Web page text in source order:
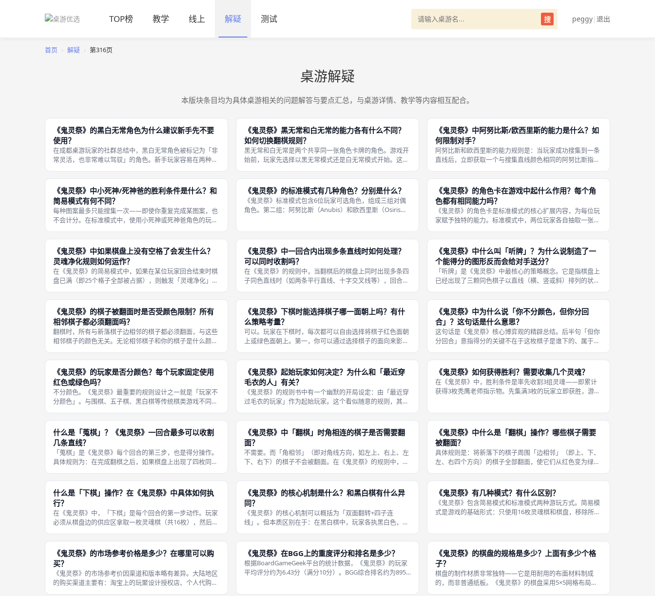
TOP榜 教学 线上 解疑 测试 搜 peggy| 退出
首页 › 解疑 › 第316页
桌游解疑
本版块条目均为具体桌游相关的问题解答与要点汇总，与桌游详情、教学等内容相互配合。
《鬼灵祭》的黑白无常角色为什么建议新手先不要
使用？
在成都桌游玩家的社群总结中，黑白无常角色被标记为「非
常灵活，也非常难以驾驭」的角色。新手玩家容易在两种模
则，导致翻棋时遗漏该翻的棋子或多翻了不该翻的。 原因在
于黑白无常同时拥有两种不同的翻棋
《鬼灵祭》黑无常和白无常的能力各有什么不同？
如何切换翻棋规则？
黑无常和白无常是两个共享同一张角色卡牌的角色。游戏开
始前，玩家先选择以黑无常模式还是白无常模式开始。这张
常模式下，翻棋时翻转与新棋子「边相邻」的棋子（上下左
右）——这与简易模式的默认规则
《鬼灵祭》中阿努比斯/欧西里斯的能力是什么？如
何限制对手？
阿努比斯和欧西里斯的能力规则是：当玩家成功搜集到一条
直线后，立即获取一个与搜集直线颜色相同的阿努比斯指示
一个回合中就不能搜集红色直线——即使红色四子连线出现
在棋盘上，他也不能收割，只能收割
《鬼灵祭》中小死神/死神爸的胜利条件是什么？和
简易模式有何不同？
每种图案最多只能搜集一次——即使你重复完成某图案，也
不会计分。在标准模式中，使用小死神或死神爸角色的玩
「三种不同图案」：布匹图案（Cloth Token，即2×2方
块）、镰刀图案（Scyth
《鬼灵祭》的标准模式有几种角色？分别是什么？
《鬼灵祭》标准模式包含6位玩家可选角色，组成三组对偶
角色。第二组：阿努比斯（Anubis）和欧西里斯（Osiris）
组：小死神（Litt
《鬼灵祭》的角色卡在游戏中起什么作用？每个角
色都有相同能力吗？
《鬼灵祭》的角色卡是标准模式的核心扩展内容，为每位玩
家赋予独特的能力。标准模式中，两位玩家各自抽取一张角
程与简易模式基本一致，但部分规则会因角色能力而发生变
化。 每个角色的能力不同，有的改
《鬼灵祭》中如果棋盘上没有空格了会发生什么？
灵魂净化规则如何运作？
在《鬼灵祭》的简易模式中，如果在某位玩家回合结束时棋
盘已满（即25个格子全部被占据），则触发「灵魂净化」
移出棋盘，放回供应区。例如，如果你在本回合结束时棋盘
满了，而你本回合下的棋子是
《鬼灵祭》中一回合内出现多条直线时如何处理？
可以同时收割吗？
在《鬼灵祭》的规则中，当翻棋后的棋盘上同时出现多条四
子同色直线时（如两条平行直线、十字交叉线等），回合玩
在棋盘上。这个「只能一条」的限制有着重要的战术意义：
如果你能够创造出多条直线同时出现
《鬼灵祭》中什么叫「听牌」？为什么说制造了一
个能得分的图形反而会给对手送分？
「听牌」是《鬼灵祭》中最核心的策略概念。它是指棋盘上
已经出现了三颗同色棋子以直线（横、竖或斜）排列的状
棋之后，如果你的回合结束时的棋盘状态出现了听牌局面，
那么轮到对手回合时，他只需要在听牌
《鬼灵祭》的棋子被翻面时是否受颜色限制？所有
相邻棋子都必须翻面吗？
翻棋时，所有与新落棋子边相邻的棋子都必须翻面，与这些
相邻棋子的颜色无关。无论相邻棋子和你的棋子是什么颜
型，都必须被强制翻面。 这个设计的目的是增加局势的不确
定性：你下棋的动机有时不仅仅是创
《鬼灵祭》下棋时能选择棋子哪一面朝上吗？有什
么策略考量？
可以。玩家在下棋时，每次都可以自由选择将棋子红色面朝
上或绿色面朝上。第一，你可以通过选择棋子的面向来影响
的新棋子本身的颜色是不变的；第二，你可以为自己的下一
回合创造听牌局面，但要谨防这也会
《鬼灵祭》中为什么说「你不分颜色，但你分回
合」？这句话是什么意思？
这句话是《鬼灵祭》核心博弈观的精辟总结。后半句「但你
分回合」意指得分的关键不在于这枚棋子是谁下的、属于什
不分颜色」意指两位玩家都没有固定的颜色身份——红绿两
种颜色对双方来说是共用的。想象
《鬼灵祭》的玩家是否分颜色？每个玩家固定使用
红色或绿色吗？
不分颜色。《鬼灵祭》最重要的规则设计之一就是「玩家不
分颜色」。与围棋、五子棋、黑白棋等传统棋类游戏不同，
色。 在搜棋时，无论连线的颜色是红色还是绿色，只要是由
你完成下棋和翻棋后出现在棋盘上
《鬼灵祭》起始玩家如何决定？为什么和「最近穿
毛衣的人」有关？
《鬼灵祭》的规则书中有一个幽默的开局设定：由「最近穿
过毛衣的玩家」作为起始玩家。这个看似随意的规则，其实
衣」这个角色设定致敬。 在动画中，有死神在死神学校里织
毛衣的搞笑桥段。桌游制作团队将
《鬼灵祭》如何获得胜利？需要收集几个灵魂？
在《鬼灵祭》中，胜利条件是率先收割3组灵魂——即累计
获得3枚秃鹰老师指示物。先集满3枚的玩家立即获胜，游戏
枚。 由于每回合最多只能收割一
什么是「蒐棋」？《鬼灵祭》一回合最多可以收割
几条直线？
「蒐棋」是《鬼灵祭》每个回合的第三步，也是得分操作。
具体规则为：在完成翻棋之后，如果棋盘上出现了四枚同面
四枚棋子并将它们放回供应区，同时获得1枚秃鹰老师指示
物，表示收割了1组灵魂。 关于收
《鬼灵祭》中「翻棋」时角相连的棋子是否需要翻
面？
不需要。而「角相邻」（即对角线方向，如左上、右上、左
下、右下）的棋子不会被翻面。在《鬼灵祭》的规则中，
右四个正交方向）的棋子。 这个设计区分了「边翻棋」和
「角翻棋」两种翻棋方式，为标准模式
《鬼灵祭》中什么是「翻棋」操作？哪些棋子需要
被翻面？
具体规则是：将新落下的棋子周围「边相邻」（即上、下、
左、右四个方向）的棋子全部翻面，使它们从红色变为绿
棋之后必须立刻执行的第二步。 与棋子「角相邻」（即对角
线方向）的棋子不需要翻面。这个翻
什么是「下棋」操作？在《鬼灵祭》中具体如何执
行？
在《鬼灵祭》中，「下棋」是每个回合的第一步动作。玩家
必须从棋盘边的供应区拿取一枚灵魂棋（共16枚），然后自
棋盘上的任意一个空格子内。 策略要点在于：你放棋的位置
和选择的面向会直接影响棋盘中
《鬼灵祭》的核心机制是什么？和黑白棋有什么异
同？
《鬼灵祭》的核心机制可以概括为「双面翻转+四子连
线」。但本质区别在于：在黑白棋中，玩家各执黑白色，翻
玩家不执着于任何一种颜色，红绿两面没有归属之分——你
只需要在回合结束时让同色的四枚棋子连
《鬼灵祭》有几种模式？有什么区别？
《鬼灵祭》包含简易模式和标准模式两种游玩方式。简易模
式是游戏的基础形式：只使用16枚灵魂棋和棋盘，移除所有
得3分者获胜。规则极简，30秒
《鬼灵祭》的市场参考价格是多少？在哪里可以购
买？
《鬼灵祭》的市场参考价因渠道和版本略有差异。大陆地区
的购买渠道主要有：淘宝上的玩聚设计授权店、个人代购或
《鬼灵祭》在BGG上的重度评分和排名是多少？
根据BoardGameGeek平台的统计数据，《鬼灵祭》的玩家
平均评分约为6.43分（满分10分）。BGG综合排名约为8958
《鬼灵祭》的棋盘的规格是多少？上面有多少个格
子？
棋盘的制作材质非常独特——它是用耐用的布面材料制成
的，而非普通纸板。《鬼灵祭》的棋盘采用5×5网格布局，